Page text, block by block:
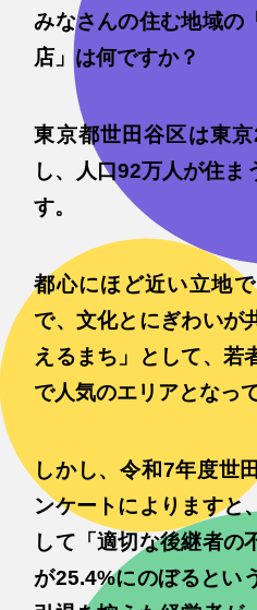
みなさんの住む地域の
店」は何ですか？
東京都世田谷区は東
し、人口92万人が住ま
す。
都心にほど近い立地
で、文化とにぎわいが
えるまち」として、若
で人気のエリアとなっ
しかし、令和7年度世
ンケートによりますと
して「適切な後継者の
が25.4%にのぼるとい